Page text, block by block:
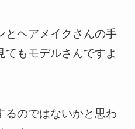
とヘアメイクさんの手
てもモデルさんですよ
るのではないかと思わ